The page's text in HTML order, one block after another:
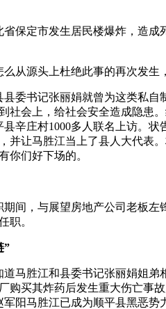
保定市发生居民楼爆炸，造
从源头上杜绝此事的再次发生
委书记张丽娟就曾为这类私
社会上，给社会安全造成隐患
县辛庄村1000多人联名上访。
并让马胜江当上了县人大代表
你们好下场的。
期间，与展望房地产公司老板
职。
”
马胜江和县委书记张丽娟姐
购买其炸药后发生重大伤亡事故
阳马胜江已成为顺平县黑恶势